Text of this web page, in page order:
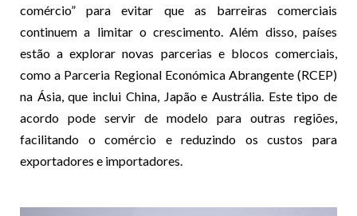
comércio” para evitar que as barreiras comerciais
continuem a limitar o crescimento. Além disso, países
estão a explorar novas parcerias e blocos comerciais,
como a Parceria Regional Económica Abrangente (RCEP)
na Ásia, que inclui China, Japão e Austrália. Este tipo de
acordo pode servir de modelo para outras regiões,
facilitando o comércio e reduzindo os custos para
exportadores e importadores.